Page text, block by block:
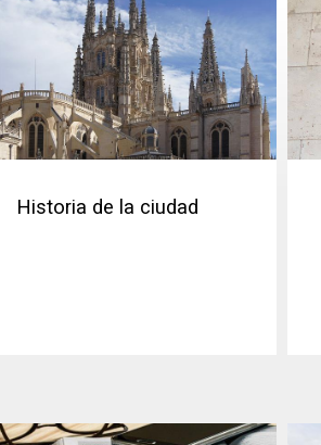
Historia de la ciudad